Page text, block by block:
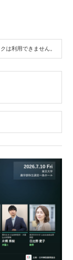
は利用できません。